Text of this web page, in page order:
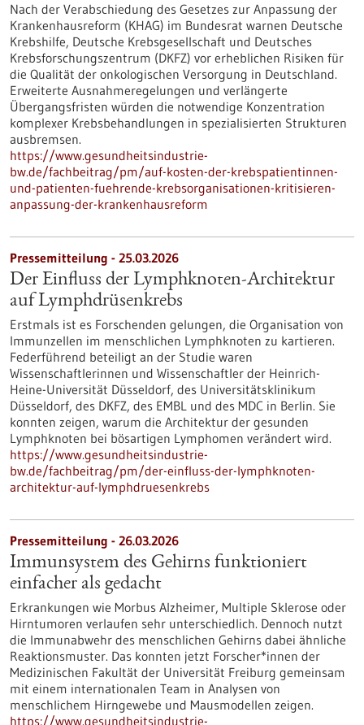
Nach der Verabschiedung des Gesetzes zur Anpassung der
Krankenhausreform (KHAG) im Bundesrat warnen Deutsche
Krebshilfe, Deutsche Krebsgesellschaft und Deutsches
Krebsforschungszentrum (DKFZ) vor erheblichen Risiken für
die Qualität der onkologischen Versorgung in Deutschland.
Erweiterte Ausnahmeregelungen und verlängerte
Übergangsfristen würden die notwendige Konzentration
komplexer Krebsbehandlungen in spezialisierten Strukturen
ausbremsen.
https://www.gesundheitsindustrie-
bw.de/fachbeitrag/pm/auf-kosten-der-krebspatientinnen-
und-patienten-fuehrende-krebsorganisationen-kritisieren-
anpassung-der-krankenhausreform
Pressemitteilung - 25.03.2026
Der Einfluss der Lymphknoten-Architektur
auf Lymphdrüsenkrebs
Erstmals ist es Forschenden gelungen, die Organisation von
Immunzellen im menschlichen Lymphknoten zu kartieren.
Federführend beteiligt an der Studie waren
Wissenschaftlerinnen und Wissenschaftler der Heinrich-
Heine-Universität Düsseldorf, des Universitätsklinikum
Düsseldorf, des DKFZ, des EMBL und des MDC in Berlin. Sie
konnten zeigen, warum die Architektur der gesunden
Lymphknoten bei bösartigen Lymphomen verändert wird.
https://www.gesundheitsindustrie-
bw.de/fachbeitrag/pm/der-einfluss-der-lymphknoten-
architektur-auf-lymphdruesenkrebs
Pressemitteilung - 26.03.2026
Immunsystem des Gehirns funktioniert
einfacher als gedacht
Erkrankungen wie Morbus Alzheimer, Multiple Sklerose oder
Hirntumoren verlaufen sehr unterschiedlich. Dennoch nutzt
die Immunabwehr des menschlichen Gehirns dabei ähnliche
Reaktionsmuster. Das konnten jetzt Forscher*innen der
Medizinischen Fakultät der Universität Freiburg gemeinsam
mit einem internationalen Team in Analysen von
menschlichem Hirngewebe und Mausmodellen zeigen.
https://www.gesundheitsindustrie-